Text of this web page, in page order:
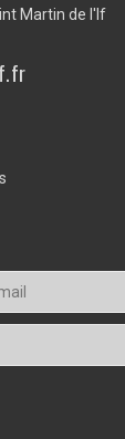
Martin de l'If